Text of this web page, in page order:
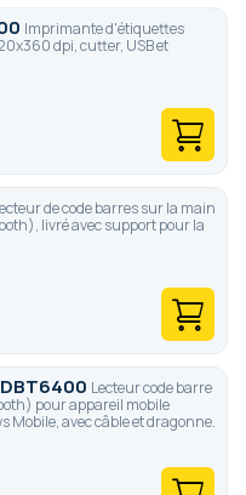
Imprimante d'étiquettes
dpi, cutter, USB et
de code barres sur la main
livré avec support pour la
Lecteur code barre
pour appareil mobile
Mobile, avec câble et dragonne.